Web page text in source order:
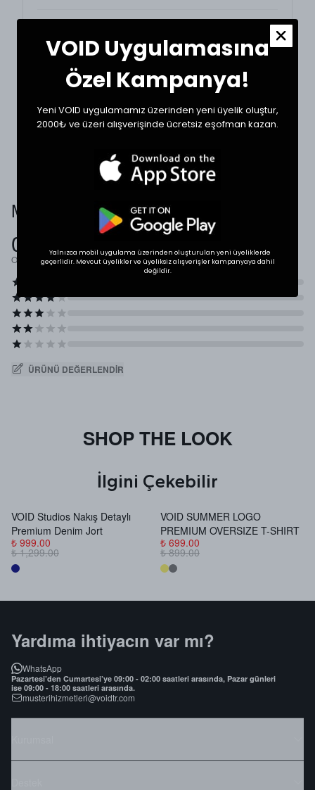
BEDEN VE UYUMLULUK
Tekstil ürünlerinde beden seçimi modellere göre
değişkenlik gösterebilir. En doğru seçim için
dolabınızdaki beğendiğiniz bir ürünün ölçülerini alıp
* Ölçülerde +1/-1 cm farklılık olabilir.
Müşteri Yorumları
0.0
Ortalama Puan
ÜRÜNÜ DEĞERLENDIR
SHOP THE LOOK
İlgini Çekebilir
VOID Studios Nakış Detaylı
Premium Denim Jort
₺ 999.00
₺ 1,299.00
VOID SUMMER LOGO
PREMIUM OVERSIZE T-SHIRT
₺ 699.00
₺ 899.00
Yardıma ihtiyacın var mı?
WhatsApp
Pazartesi’den Cumartesi’ye 09:00 - 02:00 saatleri arasında, Pazar günleri
ise 09:00 - 18:00 saatleri arasında.
musterihizmetleri@voidtr.com
VOID Uygulamasına
Özel Kampanya!
Yeni VOID uygulamamız üzerinden yeni üyelik oluştur,
2000₺ ve üzeri alışverişinde ücretsiz eşofman kazan.
Yalnızca mobil uygulama üzerinden oluşturulan yeni üyeliklerde
geçerlidir. Mevcut üyelikler ve üyeliksiz alışverişler kampanyaya dahil
değildir.